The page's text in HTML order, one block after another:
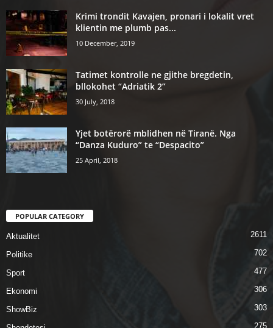
Krimi trondit Kavajen, pronari i lokalit vret
klientin me plumb pas...
10 December, 2019
Tatimet kontrolle ne gjithe bregdetin,
bllokohet “Adriatik 2”
30 July, 2018
Yjet botërorë mblidhen në Tiranë. Nga
“Danza Kuduro” te “Despacito”
25 April, 2018
POPULAR CATEGORY
Aktualitet 2611
Politike 702
Sport 477
Ekonomi 306
ShowBiz 303
275